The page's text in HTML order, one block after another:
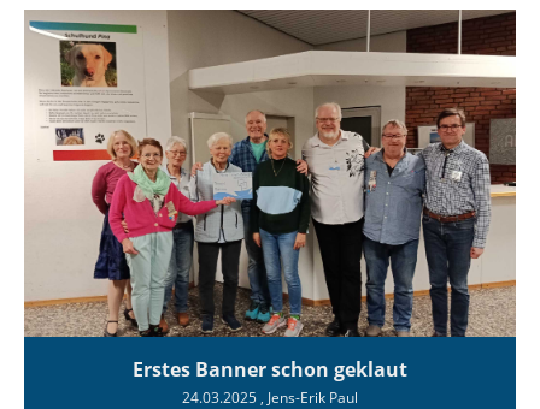
Erstes Banner schon geklaut
24.03.2025 , Jens-Erik Paul